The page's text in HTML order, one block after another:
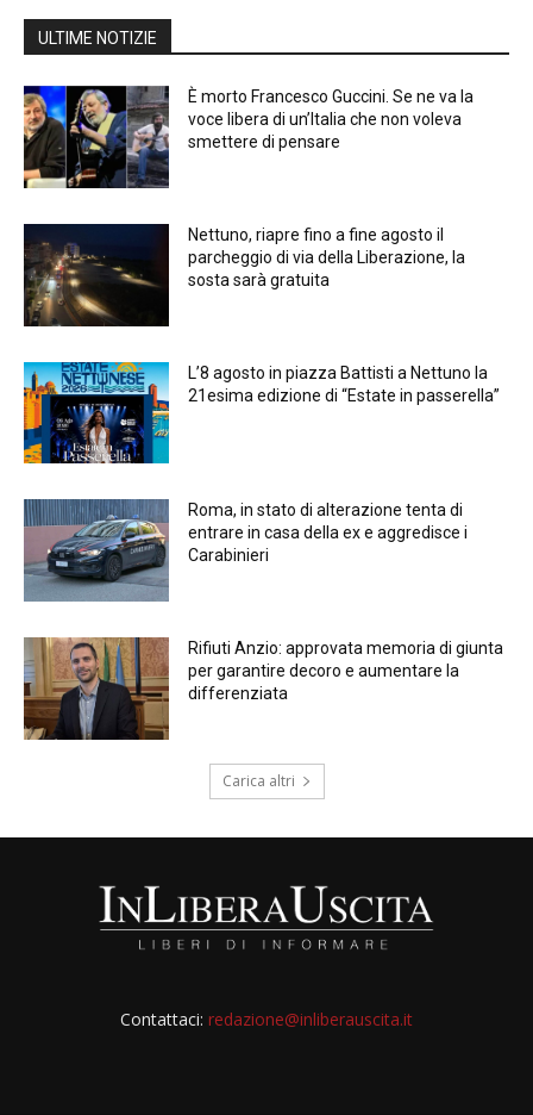
ULTIME NOTIZIE
È morto Francesco Guccini. Se ne va la
voce libera di un’Italia che non voleva
smettere di pensare
Nettuno, riapre fino a fine agosto il
parcheggio di via della Liberazione, la
sosta sarà gratuita
L’8 agosto in piazza Battisti a Nettuno la
21esima edizione di “Estate in passerella”
Roma, in stato di alterazione tenta di
entrare in casa della ex e aggredisce i
Carabinieri
Rifiuti Anzio: approvata memoria di giunta
per garantire decoro e aumentare la
differenziata
Carica altri
Contattaci: redazione@inliberauscita.it